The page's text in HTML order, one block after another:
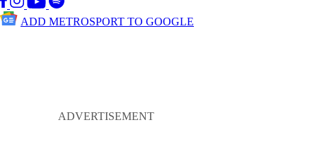
ADD METROSPORT TO GOOGLE